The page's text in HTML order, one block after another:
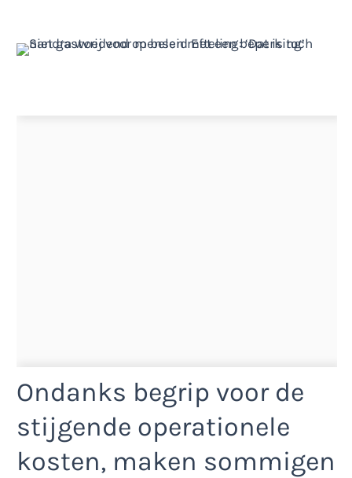
Ondanks begrip voor de
stijgende operationele
kosten, maken sommigen